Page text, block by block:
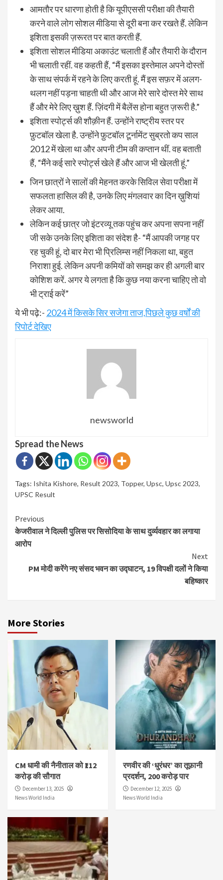
आमतौर पर धारणा होती है कि यूपीएससी परीक्षा की तैयारी
करने वाले लोग सोशल मीडिया से दूरी बना कर रखते हैं. लेकिन
इशिता इसकी ज़रूरत पर बात करती हैं.
इशिता सोशल मीडिया अकाउंट चलाती हैं और तैयारी के दौरान
भी चलाती रहीं. वह कहती हैं, “मैं इसका इस्तेमाल अपने दोस्तों
के साथ संपर्क में रहने के लिए करती हूं. मैं इस सफ़र में अलग-
थलग नहीं पड़ना चाहती थी और आज मेरे सारे दोस्त मेरे साथ
हैं और मेरे लिए ख़ुश हैं. ज़िंदगी में बैलेंस होना बहुत ज़रूरी है.”
इशिता स्पोर्ट्स की शौक़ीन हैं. उन्होंने राष्ट्रीय स्तर पर
फ़ुटबॉल खेला है. उन्होंने फ़ुटबॉल टूर्नामेंट सुब्रतो कप साल
2012 में खेला था और अपनी टीम की कप्तान थीं. वह बताती
हैं, “मैंने कई सारे स्पोर्ट्स खेले हैं और आज भी खेलती हूं.”
जिन छात्रों ने सालों की मेहनत करके सिविल सेवा परीक्षा में
सफलता हासिल की है, उनके लिए मंगलवार का दिन ख़ुशियां
लेकर आया.
लेकिन कई छात्र जो इंटरव्यू तक पहुंच कर अपना सपना नहीं
जी सके उनके लिए इशिता का संदेश है- “मैं आपकी जगह पर
रह चुकी हूं, दो बार मेरा भी प्रिलिम्स नहीं निकला था, बहुत
निराशा हुई. लेकिन अपनी कमियों को समझ कर ही अगली बार
कोशिश करें. अगर ये लगता है कि कुछ नया करना चाहिए तो वो
भी ट्राई करें”
ये भी पढ़े:- 2024 में किसके सिर सजेगा ताज,पिछले कुछ वर्षों की
रिपोर्ट देखिए
newsworld
Spread the News
Tags: Ishita Kishore, Result 2023, Topper, Upsc, Upsc 2023,
UPSC Result
Continue
Reading
Previous
केजरीवाल ने दिल्ली पुलिस पर सिसोदिया के साथ दुर्व्यवहार का लगाया
आरोप
Next
PM मोदी करेंगे नए संसद भवन का उद्घाटन, 19 विपक्षी दलों ने किया
बहिष्कार
More Stories
CM धामी की नैनीताल को ₹112
करोड़ की सौगात
December 13, 2025
News World India
रणवीर की ‘धुरंधर’ का तूफ़ानी
प्रदर्शन, 200 करोड़ पार
December 12, 2025
News World India